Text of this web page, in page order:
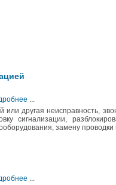
...
или другая неисправность,
сигнализации,
замену проводки
...